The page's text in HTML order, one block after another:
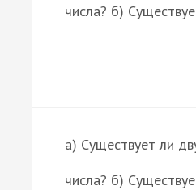
числа? б)
а) Существует ли
числа? б)